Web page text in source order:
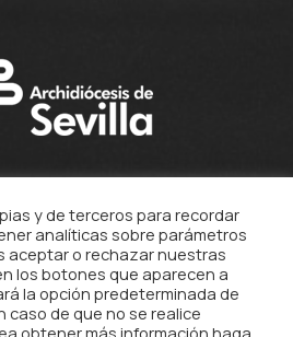
y de terceros para recordar
analíticas sobre parámetros
aceptar o rechazar nuestras
los botones que aparecen a
la opción predeterminada de
de que no se realice
obtener más información haga